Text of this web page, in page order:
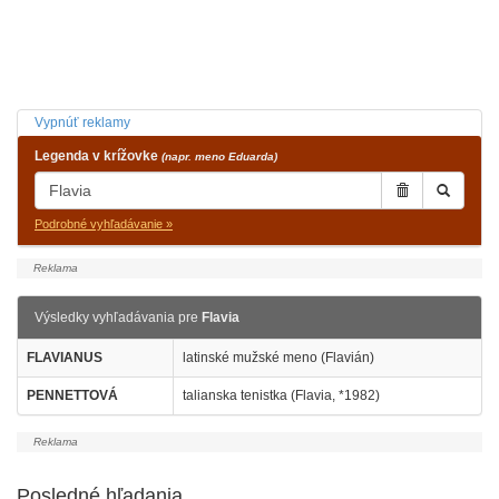
Vypnúť reklamy
Legenda v krížovke (napr. meno Eduarda)
Podrobné vyhľadávanie »
Výsledky vyhľadávania pre Flavia
FLAVIANUS latinské mužské meno (Flavián)
PENNETTOVÁ talianska tenistka (Flavia, *1982)